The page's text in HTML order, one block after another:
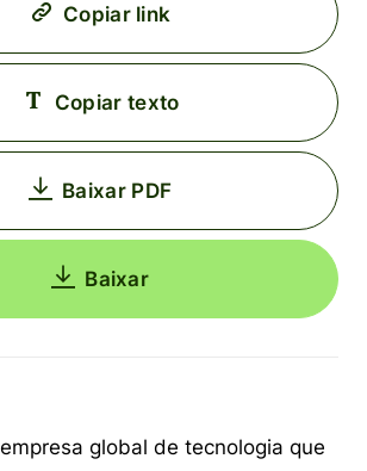
Copiar link
Copiar texto
Baixar PDF
Baixar
global de tecnologia que